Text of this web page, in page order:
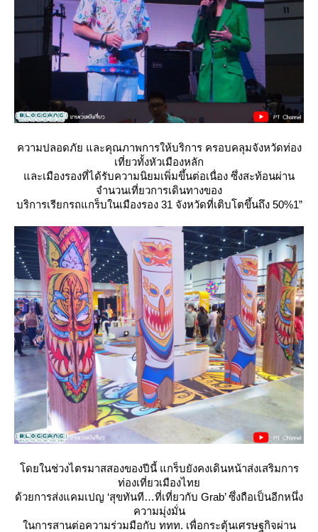
ความปลอดภัย และคุณภาพการให้บริการ ครอบคลุมจังหวัดท่อง
เที่ยวทั้งหัวเมืองหลัก
ละเมืองรองที่ได้รับความนิยมเพิ่มขึ้นต่อเนื่อง ซึ่งสะท้อนผ่าน
จำนวนเที่ยวการเดินทางของ
บริการเรียกรถแกร็บในเมืองรอง 31 จังหวัดที่เติบโตขึ้นถึง 50%1”
ดยในช่วงไตรมาสสองของปีนี้ แกร็บยังคงเดินหน้าส่งเสริมการ
ท่องเที่ยวเมืองไท
ด้วยการส่งแคมเปญ ‘สุขทันที…ที่เที่ยวกับ Grab’ ซึ่งถือเป็นอีกหนึ่ง
ความมุ่งมั่น
นการสานต่อความร่วมมือกับ ททท. เพื่อกระตุ้นเศรษฐกิจผ่าน